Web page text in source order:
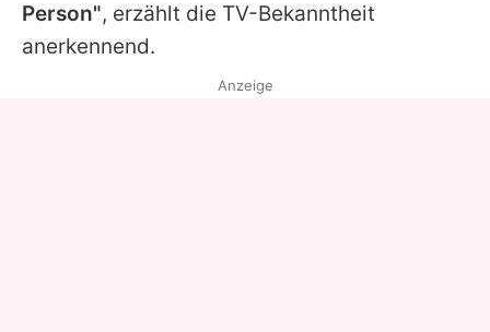
Person", erzählt die TV-Bekanntheit
anerkennend.
Anzeige